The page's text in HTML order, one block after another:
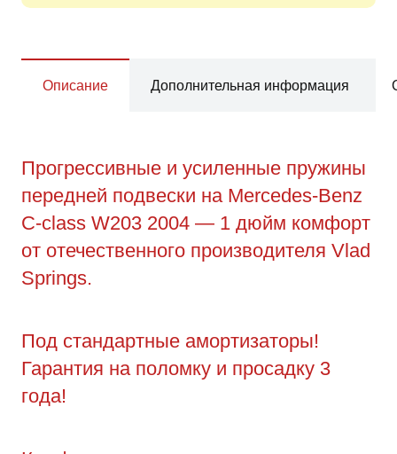
Описание Дополнительная информация
Прогрессивные и усиленные пружины
передней подвески на Mercedes-Benz
C-class W203 2004 — 1 дюйм комфорт
от отечественного производителя Vlad
Springs.
Под стандартные амортизаторы!
Гарантия на поломку и просадку 3
года!